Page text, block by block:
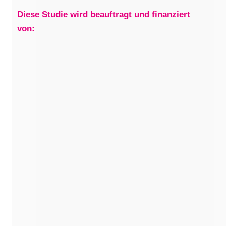
Diese Studie wird beauftragt und finanziert
von: